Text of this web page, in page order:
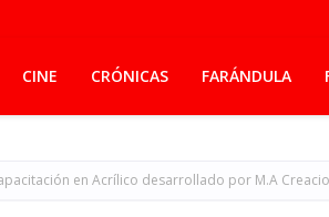
CINE CRÓNICAS FARÁNDULA
en Acrílico desarrollado por M.A